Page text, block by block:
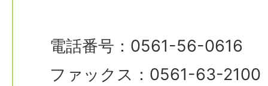
電話番号：0561-56-0616
ファックス：0561-63-2100